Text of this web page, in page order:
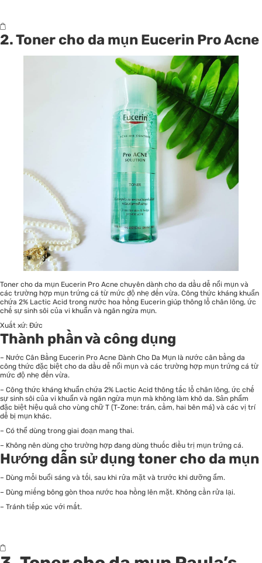
2. Toner cho da mụn Eucerin Pro Acne
Toner cho da mụn Eucerin Pro Acne chuyên dành cho da dầu dễ nổi mụn và
các trường hợp mụn trứng cá từ mức độ nhẹ đến vừa. Công thức kháng khuẩn
chứa 2% Lactic Acid trong nước hoa hồng Eucerin giúp thông lỗ chân lông, ức
chế sự sinh sôi của vi khuẩn và ngăn ngừa mụn.
Xuất xứ: Đức
Thành phần và công dụng
– Nước Cân Bằng Eucerin Pro Acne Dành Cho Da Mụn là nước cân bằng da
công thức đặc biệt cho da dầu dễ nổi mụn và các trường hợp mụn trứng cá từ
mức độ nhẹ đến vừa.
– Công thức kháng khuẩn chứa 2% Lactic Acid thông tắc lỗ chân lông, ức chế
sự sinh sôi của vi khuẩn và ngăn ngừa mụn mà không làm khô da. Sản phẩm
đặc biệt hiệu quả cho vùng chữ T (T-Zone: trán, cằm, hai bên má) và các vị trí
dễ bị mụn khác.
– Có thể dùng trong giai đoạn mang thai.
– Không nên dùng cho trường hợp đang dùng thuốc điều trị mụn trứng cá.
Hướng dẫn sử dụng toner cho da mụn
– Dùng mỗi buổi sáng và tối, sau khi rửa mặt và trước khi dưỡng ẩm.
– Dùng miếng bông gòn thoa nước hoa hồng lên mặt. Không cần rửa lại.
– Tránh tiếp xúc với mắt.